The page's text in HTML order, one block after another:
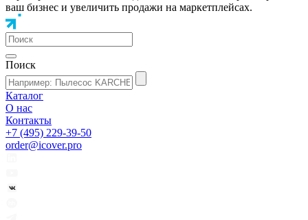
ваш бизнес и увеличить продажи на маркетплейсах.
Поиск
Каталог
О нас
Контакты
+7 (495) 229-39-50
order@icover.pro